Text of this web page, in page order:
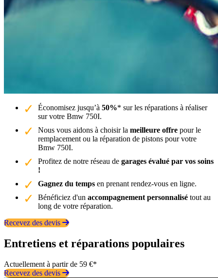
Économisez jusqu’à 50%* sur les réparations à réaliser
sur votre Bmw 750I.
Nous vous aidons à choisir la meilleure offre pour le
remplacement ou la réparation de pistons pour votre
Bmw 750I.
Profitez de notre réseau de garages évalué par vos soins
!
Gagnez du temps en prenant rendez-vous en ligne.
Bénéficiez d'un accompagnement personnalisé tout au
long de votre réparation.
Recevez des devis
Entretiens et réparations populaires
Actuellement à partir de 59 €*
Recevez des devis